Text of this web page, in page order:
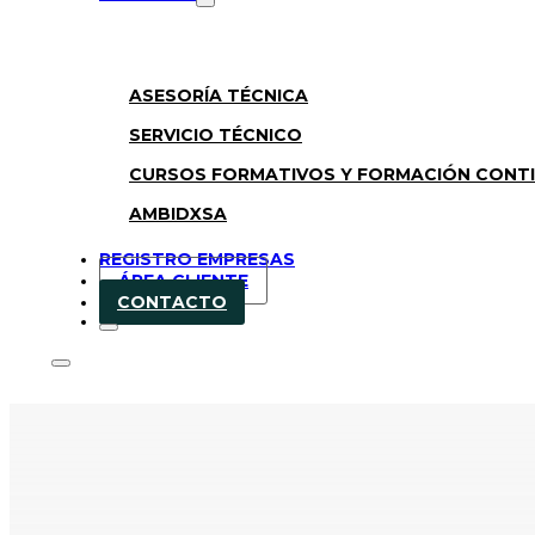
ASESORÍA TÉCNICA
SERVICIO TÉCNICO
CURSOS FORMATIVOS Y FORMACIÓN
AMBIDXSA
REGISTRO EMPRESAS
ÁREA CLIENTE
CONTACTO